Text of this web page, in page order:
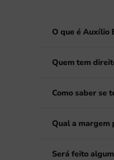
O que é Auxílio
Quem tem
Como saber se
Qual a margem
Será feito